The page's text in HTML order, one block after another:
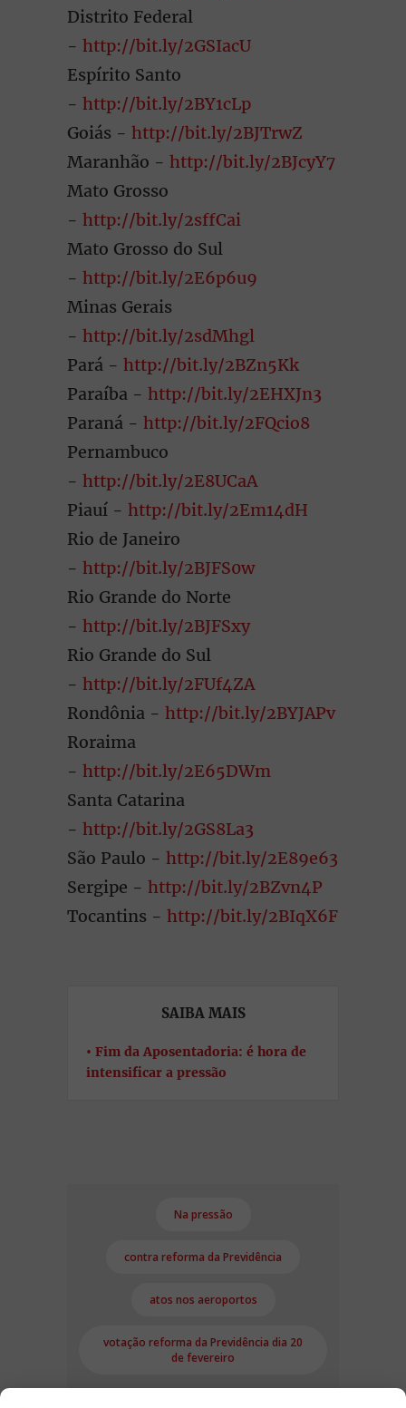
Distrito Federal
- http://bit.ly/2GSIacU
Espírito Santo
- http://bit.ly/2BY1cLp
Goiás - http://bit.ly/2BJTrwZ
Maranhão - http://bit.ly/2BJcyY7
Mato Grosso
- http://bit.ly/2sffCai
Mato Grosso do Sul
- http://bit.ly/2E6p6u9
Minas Gerais
- http://bit.ly/2sdMhgl
Pará - http://bit.ly/2BZn5Kk
Paraíba - http://bit.ly/2EHXJn3
Paraná - http://bit.ly/2FQcio8
Pernambuco
- http://bit.ly/2E8UCaA
Piauí - http://bit.ly/2Em14dH
Rio de Janeiro
- http://bit.ly/2BJFS0w
Rio Grande do Norte
- http://bit.ly/2BJFSxy
Rio Grande do Sul
- http://bit.ly/2FUf4ZA
Rondônia - http://bit.ly/2BYJAPv
Roraima
- http://bit.ly/2E65DWm
Santa Catarina
- http://bit.ly/2GS8La3
São Paulo - http://bit.ly/2E89e63
Sergipe - http://bit.ly/2BZvn4P
Tocantins - http://bit.ly/2BIqX6F
SAIBA MAIS
Fim da Aposentadoria: é hora de
intensificar a pressão
Na pressão
contra reforma da Previdência
atos nos aeroportos
votação reforma da Previdência dia 20
de fevereiro